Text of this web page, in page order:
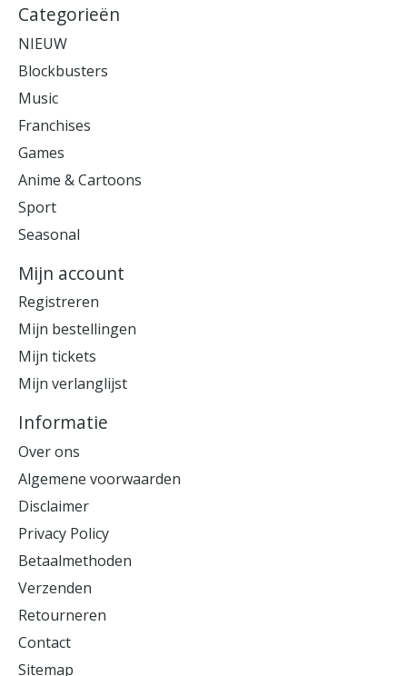
Categorieën
NIEUW
Blockbusters
Music
Franchises
Games
Anime & Cartoons
Sport
Seasonal
Mijn account
Registreren
Mijn bestellingen
Mijn tickets
Mijn verlanglijst
Informatie
Over ons
Algemene voorwaarden
Disclaimer
Privacy Policy
Betaalmethoden
Verzenden
Retourneren
Contact
Sitemap